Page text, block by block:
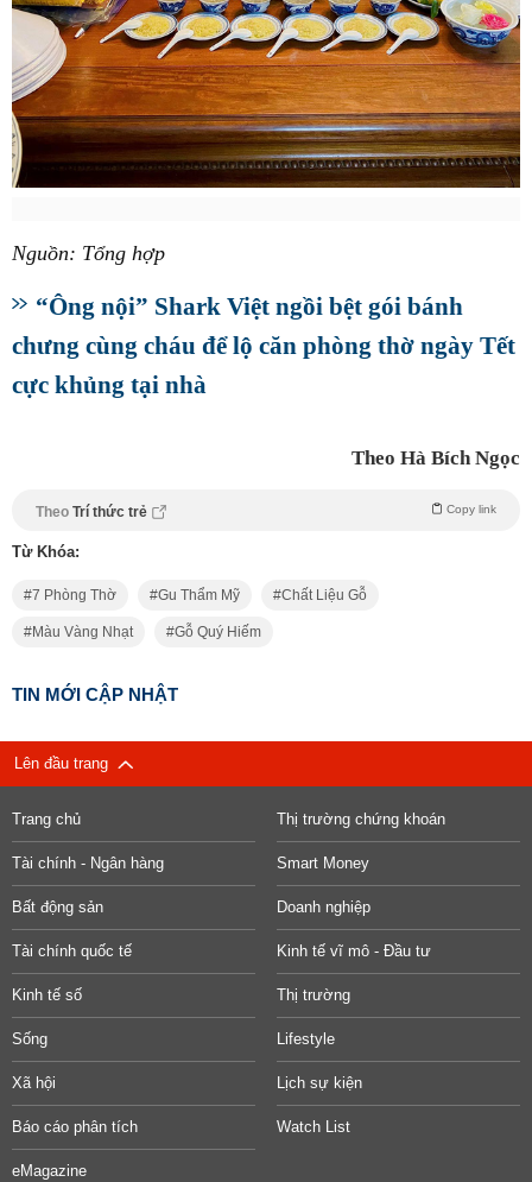
Nguồn: Tổng hợp
“Ông nội” Shark Việt ngồi bệt gói bánh
chưng cùng cháu để lộ căn phòng thờ ngày Tết
cực khủng tại nhà
Theo Hà Bích Ngọc
Theo Trí thức trẻ Copy link
Từ Khóa:
7 Phòng Thờ Gu Thẩm Mỹ Chất Liệu Gỗ
Màu Vàng Nhạt Gỗ Quý Hiếm
TIN MỚI CẬP NHẬT
Lên đầu trang
Trang chủ Thị trường chứng khoán
Tài chính - Ngân hàng Smart Money
Bất động sản Doanh nghiệp
Tài chính quốc tế Kinh tế vĩ mô - Đầu tư
Kinh tế số Thị trường
Sống Lifestyle
Xã hội Lịch sự kiện
Báo cáo phân tích Watch List
eMagazine